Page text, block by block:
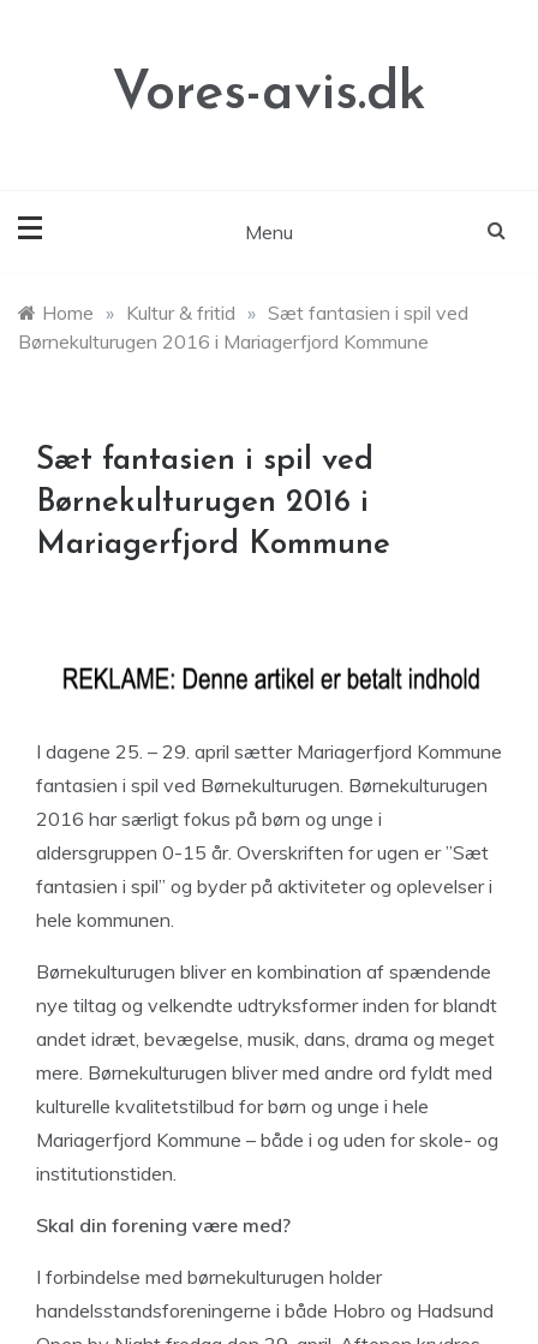
Vores-avis.dk
Menu
Home » Kultur & fritid » Sæt fantasien i spil ved
Børnekulturugen 2016 i Mariagerfjord Kommune
Sæt fantasien i spil ved
Børnekulturugen 2016 i
Mariagerfjord Kommune
I dagene 25. – 29. april sætter Mariagerfjord Kommune
fantasien i spil ved Børnekulturugen. Børnekulturugen
2016 har særligt fokus på børn og unge i
aldersgruppen 0-15 år. Overskriften for ugen er ”Sæt
fantasien i spil” og byder på aktiviteter og oplevelser i
hele kommunen.
Børnekulturugen bliver en kombination af spændende
nye tiltag og velkendte udtryksformer inden for blandt
andet idræt, bevægelse, musik, dans, drama og meget
mere. Børnekulturugen bliver med andre ord fyldt med
kulturelle kvalitetstilbud for børn og unge i hele
Mariagerfjord Kommune – både i og uden for skole- og
institutionstiden.
Skal din forening være med?
I forbindelse med børnekulturugen holder
handelsstandsforeningerne i både Hobro og Hadsund